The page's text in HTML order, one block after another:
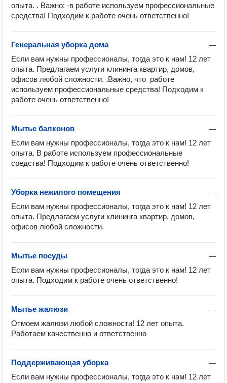
опыта. . Важно: -в работе используем профессиональные
средства! Подходим к работе очень ответственно!
—
Генеральная уборка дома
Если вам нужны профессионалы, тогда это к нам! 12 лет
опыта. Предлагаем услуги клининга квартир, домов,
офисов любой сложности. .Важно, что  работе
используем профессиональные средства! Подходим к
работе очень ответственно!
—
Мытье балконов
Если вам нужны профессионалы, тогда это к нам! 12 лет
опыта. В работе используем профессиональные
средства! Подходим к работе очень ответственно!
—
Уборка нежилого помещения
Если вам нужны профессионалы, тогда это к нам! 12 лет
опыта. Предлагаем услуги клининга квартир, домов,
офисов любой сложности.
—
Мытье посуды
Если вам нужны профессионалы, тогда это к нам! 12 лет
опыта. Подходим к работе очень ответственно!
—
Мытье жалюзи
Отмоем жалюзи любой сложности! 12 лет опыта.
Работаем качественно и ответственно
—
Поддерживающая уборка
Если вам нужны профессионалы, тогда это к нам! 12 лет